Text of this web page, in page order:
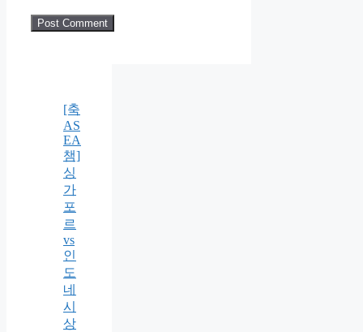
[축
AS
EA
챔]
싱
가
포
르
vs
인
도
네
시
상